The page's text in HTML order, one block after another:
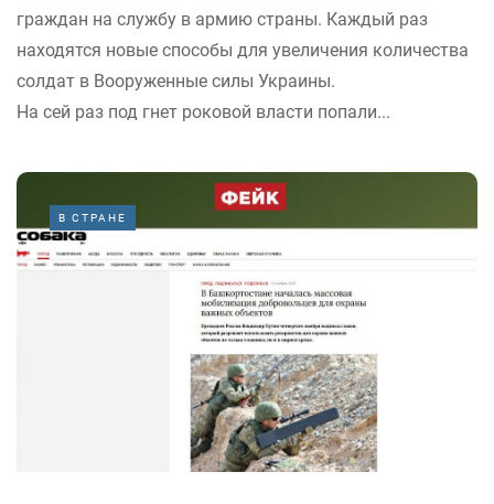
граждан на службу в армию страны. Каждый раз
находятся новые способы для увеличения количества
солдат в Вооруженные силы Украины.
На сей раз под гнет роковой власти попали...
В СТРАНЕ